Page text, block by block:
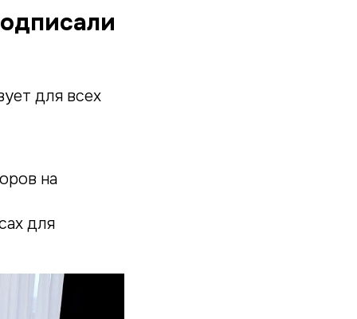
для всех
на
для